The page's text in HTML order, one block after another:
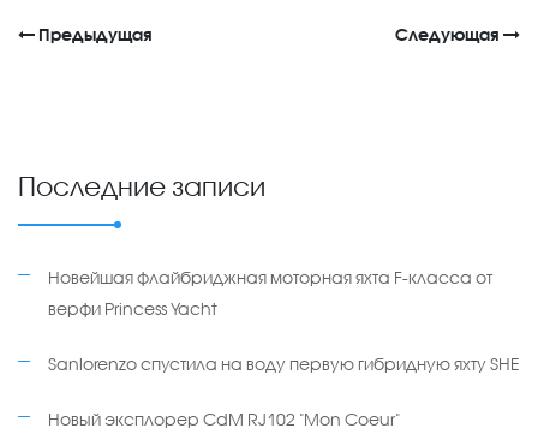
Предыдущая Следующая
Последние записи
Новейшая флайбриджная моторная яхта F-класса от
верфи Princess Yacht
Sanlorenzo спустила на воду первую гибридную яхту SHE
Новый эксплорер CdM RJ102 "Mon Coeur"